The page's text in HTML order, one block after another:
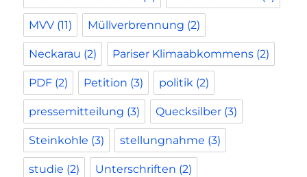
MVV (11) Müllverbrennung (2)
Neckarau (2) Pariser Klimaabkommens (2)
PDF (2) Petition (3) politik (2)
pressemitteilung (3) Quecksilber (3)
Steinkohle (3) stellungnahme (3)
studie (2) Unterschriften (2)